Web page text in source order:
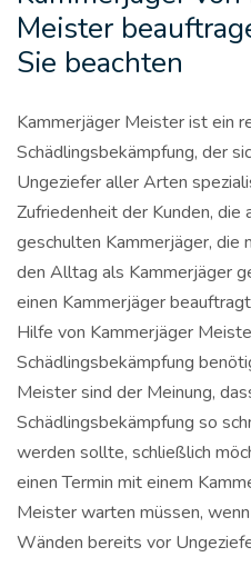
Meister
Sie beachten
Kammerjäger Meister ist ein
Schädlingsbekämpfung, der
Ungeziefer aller Arten
Zufriedenheit der Kunden,
geschulten Kammerjäger, die
den Alltag als Kammerjäger
einen Kammerjäger
Hilfe von Kammerjäger
Schädlingsbekämpfung
Meister sind der Meinung,
Schädlingsbekämpfung so
werden sollte, schließlich
einen Termin mit einem
Meister warten müssen,
Wänden bereits vor